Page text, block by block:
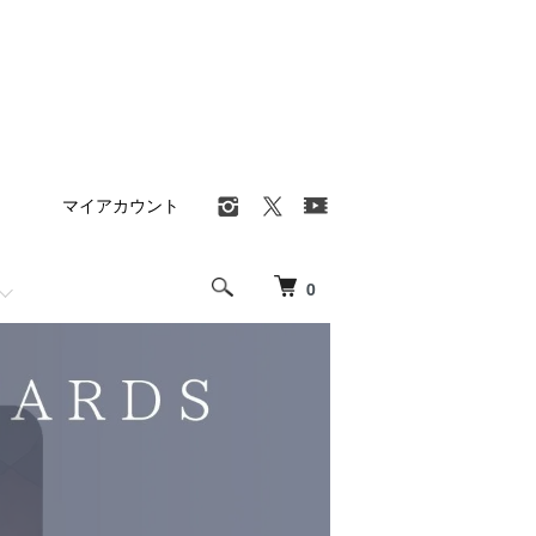
0
マイアカウント